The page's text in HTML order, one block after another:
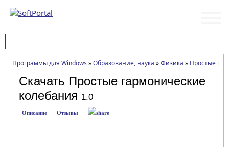
Программы для Windows »Образование, наука »Физика » Простые
Скачать Простые гармонические
колебания 1.0
Описание Отзывы